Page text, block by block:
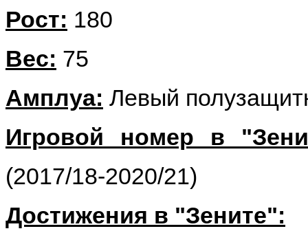
Рост: 180
Вес: 75
Амплуа: Левый
Игровой номер в
(2017/18-2020/21)
Достижения в "Зените":